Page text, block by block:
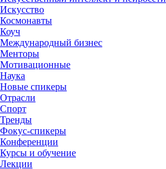
Искусство
Космонавты
Коуч
Международный бизнес
Менторы
Мотивационные
Наука
Новые спикеры
Отрасли
Спорт
Тренды
Фокус-спикеры
Конференции
Курсы и обучение
Лекции